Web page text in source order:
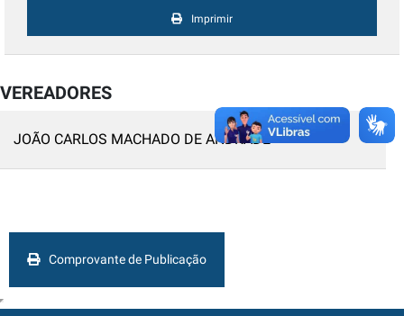
Imprimir
VEREADORES
JOÃO CARLOS MACHADO DE ANDRADE
Comprovante de Publicação